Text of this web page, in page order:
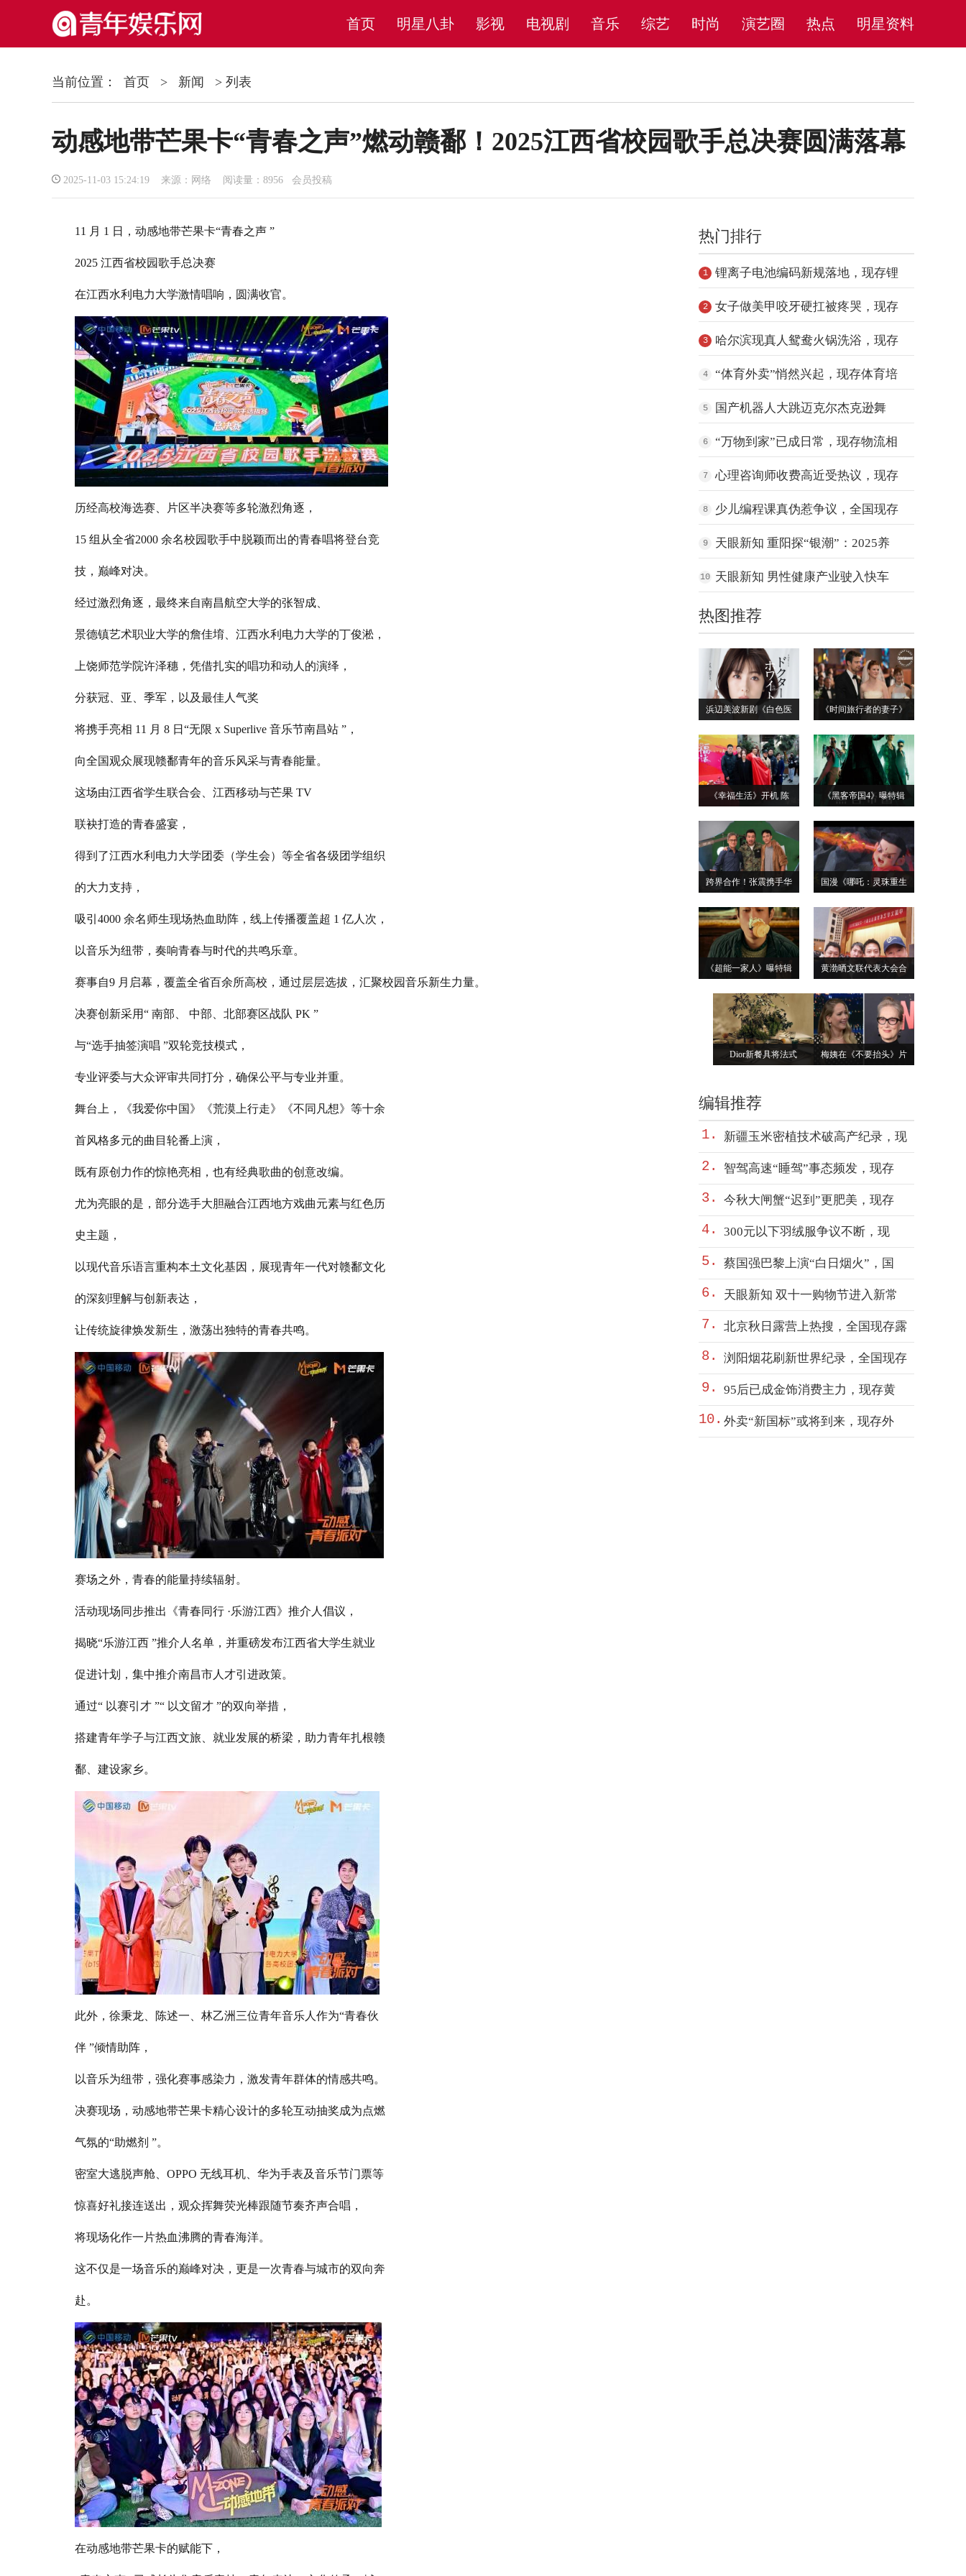
首页 明星八卦 影视 电视剧 音乐 综艺 时尚 演艺圈 热点 明星资料
当前位置： 首页 > 新闻 > 列表
动感地带芒果卡“青春之声”燃动赣鄱！2025江西省校园歌手总决赛圆满落幕
2025-11-03 15:24:19 来源：网络 阅读量：8956 会员投稿
11 月 1 日，动感地带芒果卡“青春之声 ”
2025 江西省校园歌手总决赛
在江西水利电力大学激情唱响，圆满收官。
历经高校海选赛、片区半决赛等多轮激烈角逐，
15 组从全省2000 余名校园歌手中脱颖而出的青春唱将登台竞
技，巅峰对决。
经过激烈角逐，最终来自南昌航空大学的张智成、
景德镇艺术职业大学的詹佳堉、江西水利电力大学的丁俊淞，
上饶师范学院许泽穗，凭借扎实的唱功和动人的演绎，
分获冠、亚、季军，以及最佳人气奖
将携手亮相 11 月 8 日“无限 x Superlive 音乐节南昌站 ”，
向全国观众展现赣鄱青年的音乐风采与青春能量。
这场由江西省学生联合会、江西移动与芒果 TV
联袂打造的青春盛宴，
得到了江西水利电力大学团委（学生会）等全省各级团学组织
的大力支持，
吸引4000 余名师生现场热血助阵，线上传播覆盖超 1 亿人次，
以音乐为纽带，奏响青春与时代的共鸣乐章。
赛事自9 月启幕，覆盖全省百余所高校，通过层层选拔，汇聚校园音乐新生力量。
决赛创新采用“ 南部、 中部、北部赛区战队 PK ”
与“选手抽签演唱 ”双轮竞技模式，
专业评委与大众评审共同打分，确保公平与专业并重。
舞台上，《我爱你中国》《荒漠上行走》《不同凡想》等十余
首风格多元的曲目轮番上演，
既有原创力作的惊艳亮相，也有经典歌曲的创意改编。
尤为亮眼的是，部分选手大胆融合江西地方戏曲元素与红色历
史主题，
以现代音乐语言重构本土文化基因，展现青年一代对赣鄱文化
的深刻理解与创新表达，
让传统旋律焕发新生，激荡出独特的青春共鸣。
赛场之外，青春的能量持续辐射。
活动现场同步推出《青春同行 ·乐游江西》推介人倡议，
揭晓“乐游江西 ”推介人名单，并重磅发布江西省大学生就业
促进计划，集中推介南昌市人才引进政策。
通过“ 以赛引才 ”“ 以文留才 ”的双向举措，
搭建青年学子与江西文旅、就业发展的桥梁，助力青年扎根赣
鄱、建设家乡。
此外，徐秉龙、陈述一、林乙洲三位青年音乐人作为“青春伙
伴 ”倾情助阵，
以音乐为纽带，强化赛事感染力，激发青年群体的情感共鸣。
决赛现场，动感地带芒果卡精心设计的多轮互动抽奖成为点燃
气氛的“助燃剂 ”。
密室大逃脱声舱、OPPO 无线耳机、华为手表及音乐节门票等
惊喜好礼接连送出，观众挥舞荧光棒跟随节奏齐声合唱，
将现场化作一片热血沸腾的青春海洋。
这不仅是一场音乐的巅峰对决，更是一次青春与城市的双向奔
赴。
在动感地带芒果卡的赋能下，
热门排行
1 锂离子电池编码新规落地，现存锂
电池相
2 女子做美甲咬牙硬扛被疼哭，现存
美甲相
3 哈尔滨现真人鸳鸯火锅洗浴，现存
洗浴相
4 “体育外卖”悄然兴起，现存体育培
训相
5 国产机器人大跳迈克尔杰克逊舞
蹈，现存
6 “万物到家”已成日常，现存物流相
关企
7 心理咨询师收费高近受热议，现存
相关企
8 少儿编程课真伪惹争议，全国现存
相关企
9 天眼新知 重阳探“银潮”：2025养
10 天眼新知 男性健康产业驶入快车
道：百
热图推荐
《时间旅行者的妻子》
浜辺美波新剧《白色医
《黑客帝国4》曝特辑
《幸福生活》开机 陈
国漫《哪吒：灵珠重生
跨界合作！张震携手华
黄渤晒文联代表大会合
《超能一家人》曝特辑
梅姨在《不要抬头》片
Dior新餐具将法式
编辑推荐
1. 新疆玉米密植技术破高产纪录，现
2. 智驾高速“睡驾”事态频发，现存
3. 今秋大闸蟹“迟到”更肥美，现存
4. 300元以下羽绒服争议不断，现
5. 蔡国强巴黎上演“白日烟火”，国
6. 天眼新知 双十一购物节进入新常
7. 北京秋日露营上热搜，全国现存露
8. 浏阳烟花刷新世界纪录，全国现存
9. 95后已成金饰消费主力，现存黄
10. 外卖“新国标”或将到来，现存外